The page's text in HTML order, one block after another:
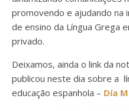
promovendo e ajudando na
de ensino da Língua Grega
privado.
Deixamos, ainda o link da
publicou neste dia sobre a
educação espanhola – Día